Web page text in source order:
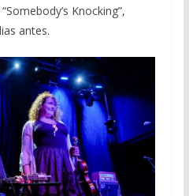
Knocking”,
antes.